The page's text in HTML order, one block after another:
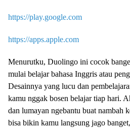
https://play.google.com
https://apps.apple.com
Menurutku, Duolingo ini cocok
mulai belajar bahasa Inggris atau
Desainnya yang lucu dan
kamu nggak bosen belajar tiap hari.
dan lumayan ngebantu buat nambah
bisa bikin kamu langsung jago